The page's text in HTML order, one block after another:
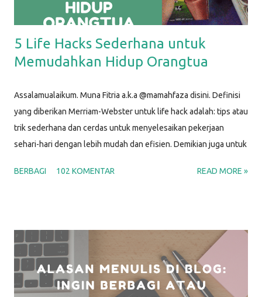
5 Life Hacks Sederhana untuk
Memudahkan Hidup Orangtua
Assalamualaikum. Muna Fitria a.k.a @mamahfaza disini. Definisi
yang diberikan Merriam-Webster untuk life hack adalah: tips atau
trik sederhana dan cerdas untuk menyelesaikan pekerjaan
sehari-hari dengan lebih mudah dan efisien. Demikian juga untuk
membantu menyelesaikan masalah yang biasa kita hadapi dalam
lakukan, dan bisa Mamah coba lakukan juga. Life Hack #1: Dry
Erase Sheet di Kulkas Dry erase sheet yang aku maksud disini
adalah media apapun untuk menulis : bisa papan tulis, atau
kertas memo. Kebetulan yang aku pakai adalah kertas yang
BERBAGI 102 KOMENTAR READ MORE »